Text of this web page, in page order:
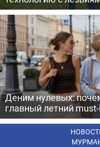
Деним нулевых:
главный летний